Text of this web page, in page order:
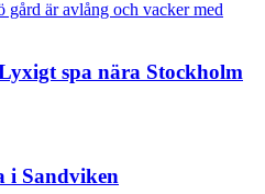
spa nära Stockholm
i Sandviken